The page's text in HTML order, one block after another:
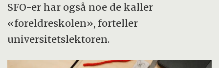
SFO-er har også noe de kaller
«foreldreskolen», forteller
universitetslektoren.